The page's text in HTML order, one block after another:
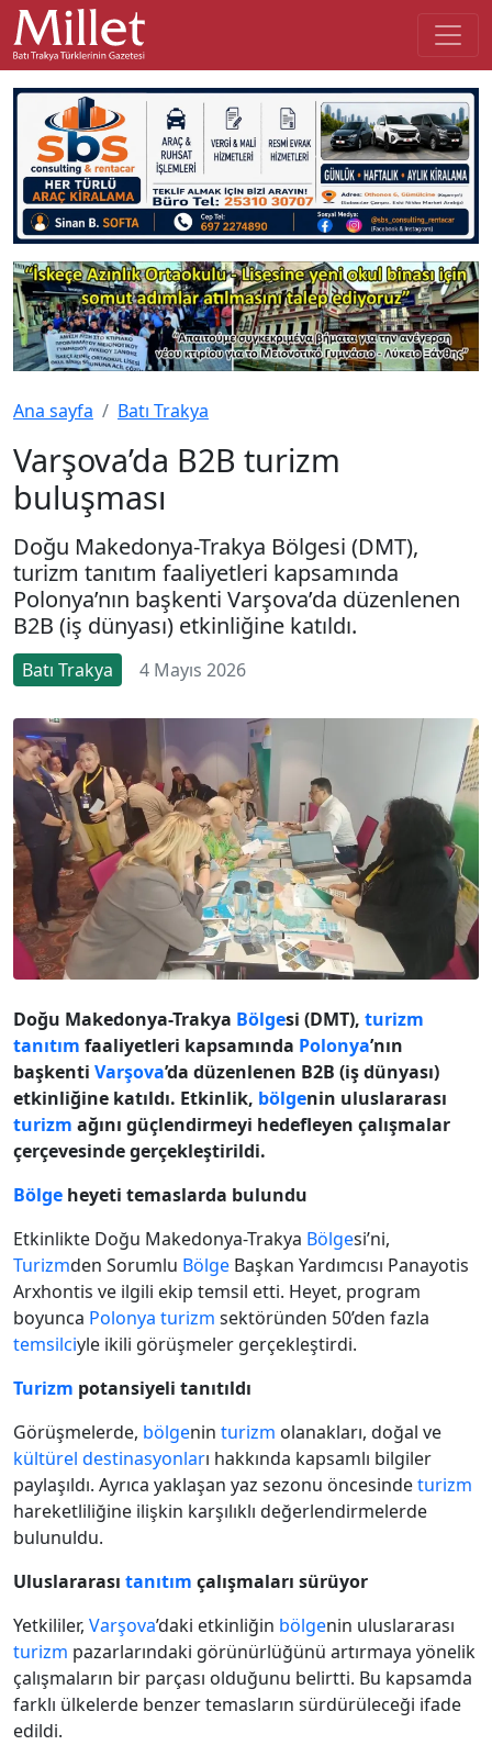
Ana sayfa Batı Trakya
Varşova’da B2B turizm
buluşması
Doğu Makedonya-Trakya Bölgesi (DMT),
turizm tanıtım faaliyetleri kapsamında
Polonya’nın başkenti Varşova’da düzenlenen
B2B (iş dünyası) etkinliğine katıldı.
Batı Trakya 4 Mayıs 2026
Doğu Makedonya-Trakya Bölgesi (DMT), turizm
tanıtım faaliyetleri kapsamında Polonya’nın
başkenti Varşova’da düzenlenen B2B (iş dünyası)
etkinliğine katıldı. Etkinlik, bölgenin uluslararası
turizm ağını güçlendirmeyi hedefleyen çalışmalar
çerçevesinde gerçekleştirildi.
Bölge heyeti temaslarda bulundu
Etkinlikte Doğu Makedonya-Trakya Bölgesi’ni,
Turizmden Sorumlu Bölge Başkan Yardımcısı Panayotis
Arxhontis ve ilgili ekip temsil etti. Heyet, program
boyunca Polonya turizm sektöründen 50’den fazla
temsilciyle ikili görüşmeler gerçekleştirdi.
Turizm potansiyeli tanıtıldı
Görüşmelerde, bölgenin turizm olanakları, doğal ve
kültürel destinasyonları hakkında kapsamlı bilgiler
paylaşıldı. Ayrıca yaklaşan yaz sezonu öncesindeturizm
hareketliliğine ilişkin karşılıklı değerlendirmelerde
bulunuldu.
Uluslararası tanıtım çalışmaları sürüyor
Yetkililer, Varşova’daki etkinliğin bölgenin uluslararası
turizm pazarlarındaki görünürlüğünü artırmaya yönelik
çalışmaların bir parçası olduğunu belirtti. Bu kapsamda
farklı ülkelerde benzer temasların sürdürüleceği ifade
edildi.